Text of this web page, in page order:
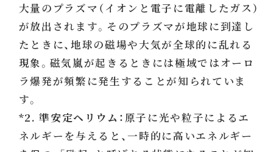
大量のプラズマ（イオンと電子に電離したガス）
が放出されます。そのプラズマが地球に到達し
たときに、地球の磁場や大気が全球的に乱れる
現象。磁気嵐が起きるときには極域ではオーロ
ラ爆発が頻繁に発生することが知られていま
す。
*2. 準安定ヘリウム： 原子に光や粒子によるエ
ネルギーを与えると、一時的に高いエネルギー